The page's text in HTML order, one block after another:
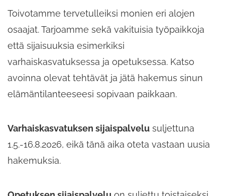
palveluun
Toivotamme tervetulleiksi monien eri alojen
osaajat. Tarjoamme sekä vakituisia työpaikkoja
että sijaisuuksia esimerkiksi
varhaiskasvatuksessa ja opetuksessa. Katso
avoinna olevat tehtävät ja jätä hakemus sinun
elämäntilanteeseesi sopivaan paikkaan.
Varhaiskasvatuksen sijaispalvelu suljettuna
1.5.-16.8.2026, eikä tänä aika oteta vastaan uusia
hakemuksia.